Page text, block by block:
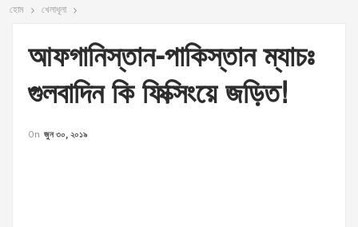
হোম খেলাধূলা
আফগানিস্তান-পাকিস্তান ম্যাচঃ
গুলবাদিন কি ফিক্সিংয়ে জড়িত!
On জুন ৩০, ২০১৯